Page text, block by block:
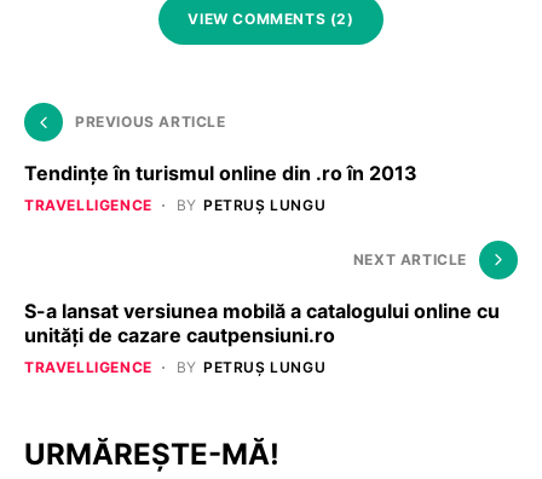
VIEW COMMENTS (2)
PREVIOUS ARTICLE
Tendințe în turismul online din .ro în 2013
TRAVELLIGENCE BY PETRUȘ LUNGU
NEXT ARTICLE
S-a lansat versiunea mobilă a catalogului online cu
unități de cazare cautpensiuni.ro
TRAVELLIGENCE BY PETRUȘ LUNGU
URMĂREȘTE-MĂ!